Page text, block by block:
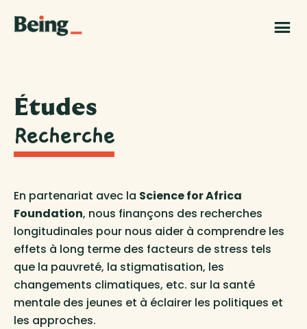
Canada
Études
Recherche
En partenariat avec la Science for Africa
Foundation, nous finançons des recherches
longitudinales pour nous aider à comprendre les
effets à long terme des facteurs de stress tels
que la pauvreté, la stigmatisation, les
changements climatiques, etc. sur la santé
mentale des jeunes et à éclairer les politiques et
les approches.